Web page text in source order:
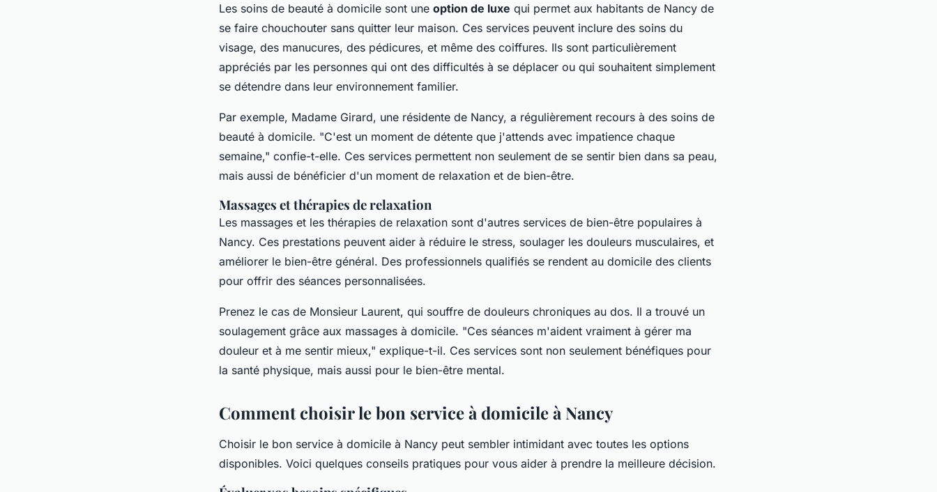
Les soins de beauté à domicile sont une option de luxe qui permet aux habitants de Nancy de
se faire chouchouter sans quitter leur maison. Ces services peuvent inclure des soins du
visage, des manucures, des pédicures, et même des coiffures. Ils sont particulièrement
appréciés par les personnes qui ont des difficultés à se déplacer ou qui souhaitent simplement
se détendre dans leur environnement familier.
Par exemple, Madame Girard, une résidente de Nancy, a régulièrement recours à des soins de
beauté à domicile. "C'est un moment de détente que j'attends avec impatience chaque
semaine," confie-t-elle. Ces services permettent non seulement de se sentir bien dans sa peau,
mais aussi de bénéficier d'un moment de relaxation et de bien-être.
Massages et thérapies de relaxation
Les massages et les thérapies de relaxation sont d'autres services de bien-être populaires à
Nancy. Ces prestations peuvent aider à réduire le stress, soulager les douleurs musculaires, et
améliorer le bien-être général. Des professionnels qualifiés se rendent au domicile des clients
pour offrir des séances personnalisées.
Prenez le cas de Monsieur Laurent, qui souffre de douleurs chroniques au dos. Il a trouvé un
soulagement grâce aux massages à domicile. "Ces séances m'aident vraiment à gérer ma
douleur et à me sentir mieux," explique-t-il. Ces services sont non seulement bénéfiques pour
la santé physique, mais aussi pour le bien-être mental.
Comment choisir le bon service à domicile à Nancy
Choisir le bon service à domicile à Nancy peut sembler intimidant avec toutes les options
disponibles. Voici quelques conseils pratiques pour vous aider à prendre la meilleure décision.